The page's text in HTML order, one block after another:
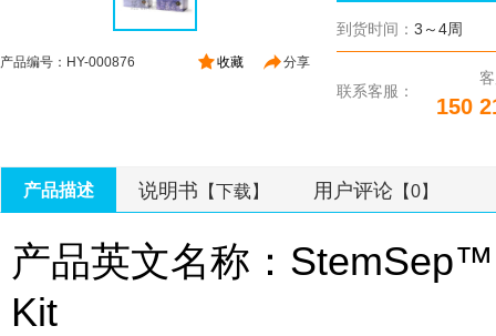
分享
收藏
产品编号：HY-000876
到货时间： 3～4周
联系客服：
150
产品描述 说明书 【下载】 用户评论 【0】
产品英文名称：
Kit